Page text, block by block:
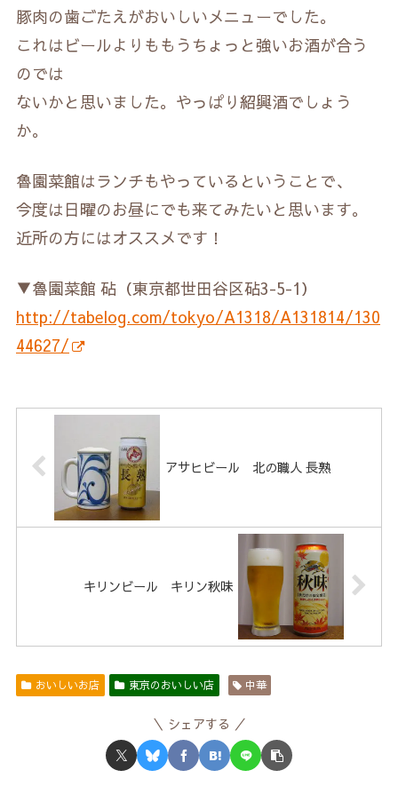
豚肉の歯ごたえがおいしいメニューでした。
これはビールよりももうちょっと強いお酒が合う
のでは
ないかと思いました。やっぱり紹興酒でしょう
か。
魯園菜館はランチもやっているということで、
今度は日曜のお昼にでも来てみたいと思います。
近所の方にはオススメです！
▼魯園菜館 砧（東京都世田谷区砧3-5-1）
http://tabelog.com/tokyo/A1318/A131814/130
44627/
アサヒビール 北の職人 長熟
キリンビール キリン秋味
おいしいお店 東京のおいしい店 中華
シェアする